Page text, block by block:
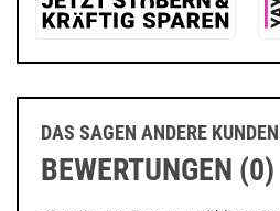
DAS SAGEN ANDERE KUNDEN
BEWERTUNGEN (0)